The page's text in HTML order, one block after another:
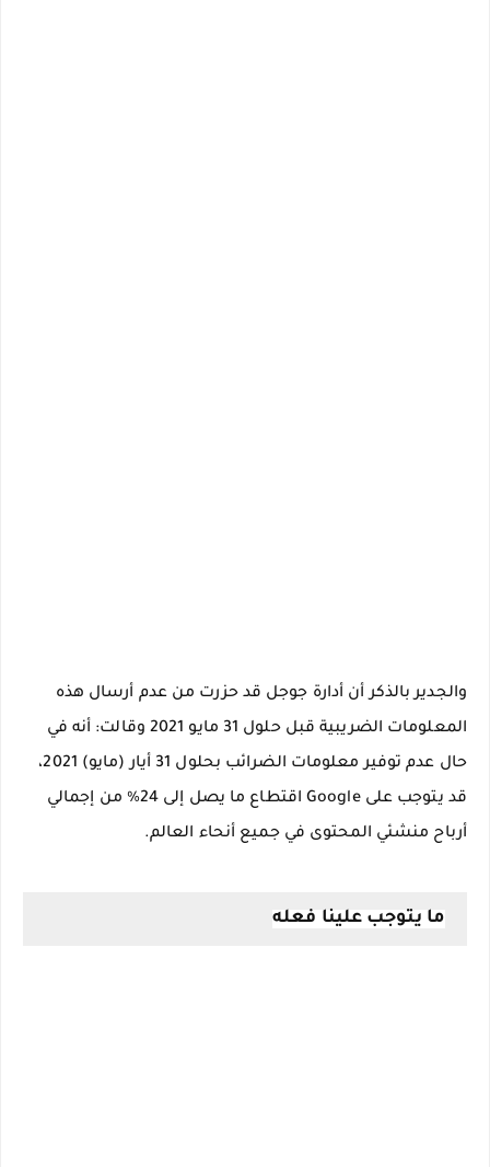
والجدير بالذكر أن أدارة جوجل قد حزرت من عدم أرسال هذه
المعلومات الضريبية قبل حلول 31 مايو 2021 وقالت: أنه في
حال عدم توفير معلومات الضرائب بحلول 31 أيار (مايو) 2021،
قد يتوجب على Google اقتطاع ما يصل إلى 24% من إجمالي
أرباح منشئي المحتوى في جميع أنحاء العالم.
ما يتوجب علينا فعله